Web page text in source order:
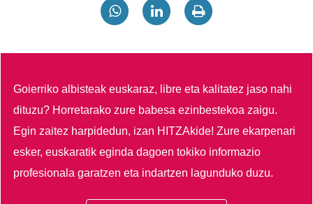
Goierriko albisteak euskaraz, libre eta kalitatez jaso nahi
dituzu? Horretarako zure babesa ezinbestekoa zaigu.
Egin zaitez harpidedun, izan HITZAkide!Zure ekarpenari
esker, euskaratik eginda dagoen tokiko informazio
profesionala garatzen eta indartzen lagunduko duzu.